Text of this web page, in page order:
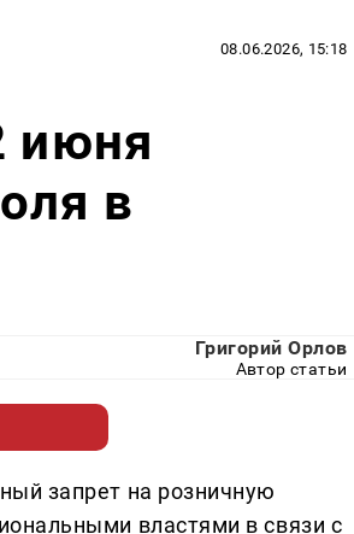
08.06.2026, 15:18
июня
в
Григорий Орлов
Автор статьи
запрет на розничную
властями в связи с